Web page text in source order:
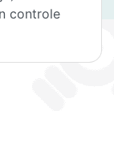
controle